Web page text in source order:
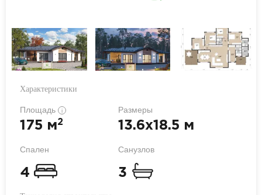
Характеристики
Площадь i
175 м2
Размеры
13.6x18.5 м
Спален
4
Санузлов
3